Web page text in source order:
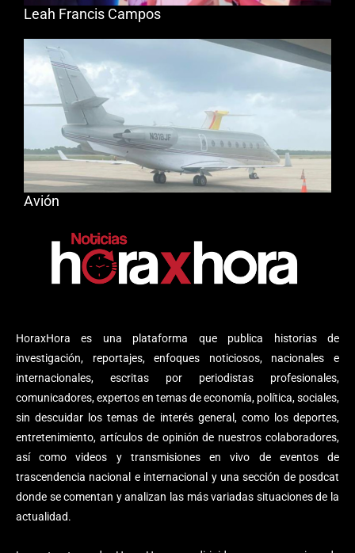
HoraxHora es una plataforma que publica historias de
investigación, reportajes, enfoques noticiosos, nacionales e
internacionales, escritas por periodistas profesionales,
comunicadores, expertos en temas de economía, política, sociales,
sin descuidar los temas de interés general, como los deportes,
entretenimiento, artículos de opinión de nuestros colaboradores,
así como videos y transmisiones en vivo de eventos de
trascendencia nacional e internacional y una sección de posdcat
donde se comentan y analizan las más variadas situaciones de la
actualidad.
Leah Francis Campos
Avión